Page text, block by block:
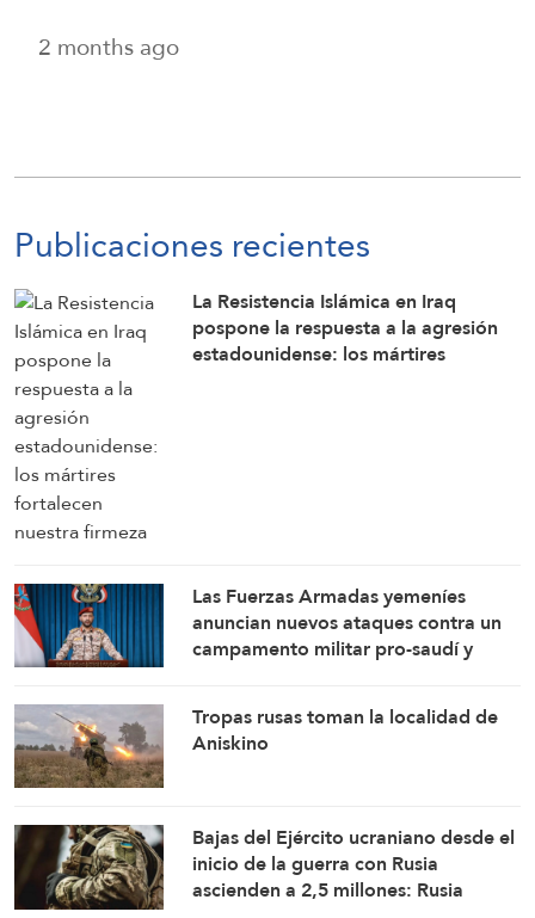
2 months ago
Publicaciones recientes
La Resistencia Islámica en Iraq
pospone la respuesta a la agresión
estadounidense: los mártires
Las Fuerzas Armadas yemeníes
anuncian nuevos ataques contra un
campamento militar pro-saudí y
asedio y escalada por escalada
Tropas rusas toman la localidad de
Aniskino
Bajas del Ejército ucraniano desde el
inicio de la guerra con Rusia
ascienden a 2,5 millones: Rusia